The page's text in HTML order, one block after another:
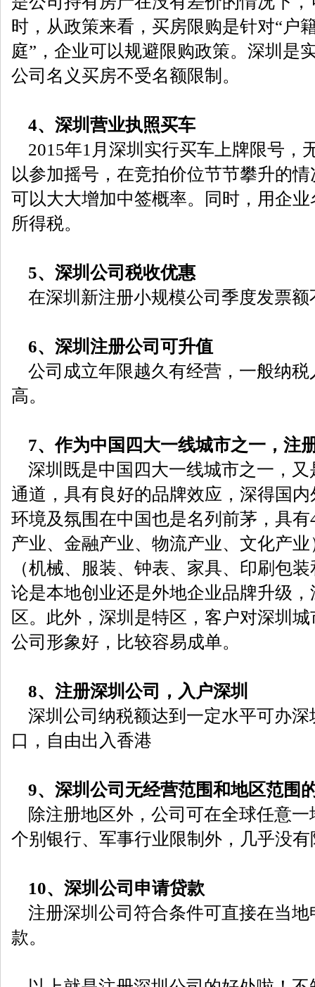
时，从政策来看，买房限购是针对“户
庭”，企业可以规避限购政策。深圳是
公司名义买房不受名额限制。
4、深圳营业执照买车
2015年1月深圳实行买车上牌限号，
以参加摇号，在竞拍价位节节攀升的
可以大大增加中签概率。同时，用企
所得税。
5、深圳公司税收优惠
在深圳新注册小规模公司季度发票额
6、深圳注册公司可升值
公司成立年限越久有经营，一般纳税
高。
7、作为中国四大一线城市之一，注
深圳既是中国四大一线城市之一，又
通道，具有良好的品牌效应，深得国
环境及氛围在中国也是名列前茅，具
产业、金融产业、物流产业、文化产
（机械、服装、钟表、家具、印刷包
论是本地创业还是外地企业品牌升级
区。此外，深圳是特区，客户对深圳
公司形象好，比较容易成单。
8、注册深圳公司，入户深圳
深圳公司纳税额达到一定水平可办深
口，自由出入香港
9、深圳公司无经营范围和地区范围
除注册地区外，公司可在全球任意一
个别银行、军事行业限制外，几乎没
10、深圳公司申请贷款
注册深圳公司符合条件可直接在当地
款。